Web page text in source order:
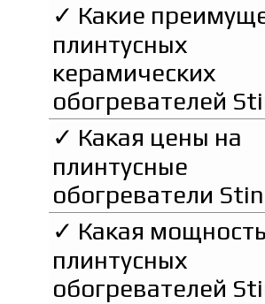
✓ Какие
плинтусных
керамических
обогревателей
✓ Какая цены на
плинтусные
обогреватели
✓ Какая мощность
плинтусных
обогревателей